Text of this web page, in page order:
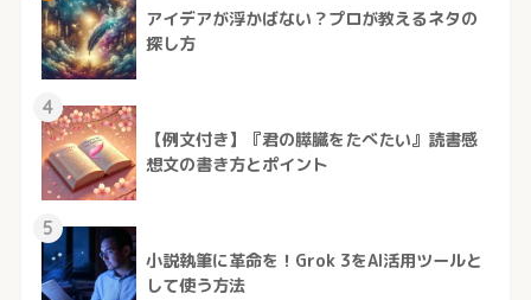
アイデアが浮かばない？プロが教えるネタの
探し方
4
【例文付き】『君の膵臓をたべたい』読書感
想文の書き方とポイント
5
小説執筆に革命を！Grok 3をAI活用ツールと
して使う方法